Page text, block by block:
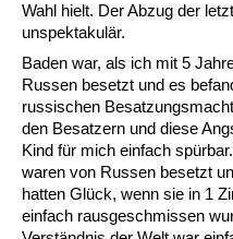
Wahl hielt. Der Abzug der
unspektakulär.
Baden war, als ich mit 5
Russen besetzt und es
russischen
den Besatzern und diese
Kind für mich einfach
waren von Russen besetzt
hatten Glück, wenn sie in 1
einfach rausgeschmissen